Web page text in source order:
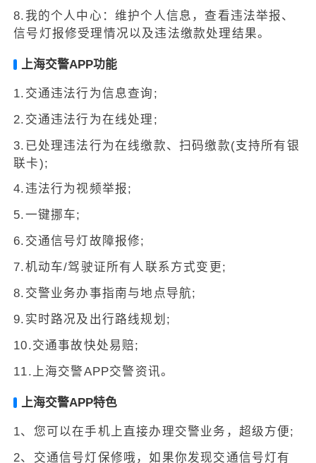
8.我的个人中心：维护个人信息，查看违法举报、
信号灯报修受理情况以及违法缴款处理结果。
上海交警APP功能
1.交通违法行为信息查询;
2.交通违法行为在线处理;
3.已处理违法行为在线缴款、扫码缴款(支持所有银
联卡);
4.违法行为视频举报;
5.一键挪车;
6.交通信号灯故障报修;
7.机动车/驾驶证所有人联系方式变更;
8.交警业务办事指南与地点导航;
9.实时路况及出行路线规划;
10.交通事故快处易赔;
11.上海交警APP交警资讯。
上海交警APP特色
1、您可以在手机上直接办理交警业务，超级方便;
2、交通信号灯保修哦，如果你发现交通信号灯有